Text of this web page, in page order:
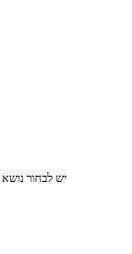
*יש לבחור